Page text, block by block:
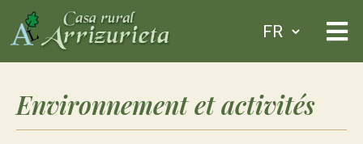
Environnement et activités